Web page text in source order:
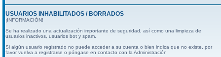
USUARIOS INHABILITADOS / BORRADOS
¡INFORMACIÓN!
Se ha realizado una actualización importante de seguridad, así como una limpieza de
usuarios inactivos, usuarios bot y spam.
Si algún usuario registrado no puede acceder a su cuenta o bien indica que no existe, por
favor vuelva a registrarse o póngase en contacto con la Administración